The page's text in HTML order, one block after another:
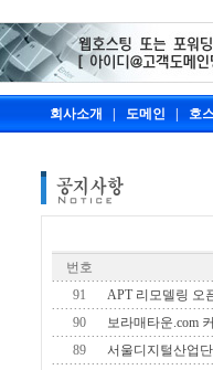
회사소개 도메인 호
번호
91
APT 리모델링 오
90
보라매타운.com
89
서울디지털산업